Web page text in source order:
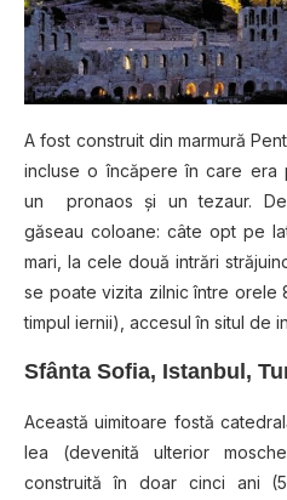
A fost construit din marmură
incluse o încăpere în care era
un pronaos şi un tezaur. De
găseau coloane: câte opt pe
mari, la cele două intrări
se poate vizita zilnic între orele
timpul iernii), accesul în situl de
Sfânta Sofia, Istanbul,
Această uimitoare fostă
lea (devenită ulterior
construită în doar cinci ani